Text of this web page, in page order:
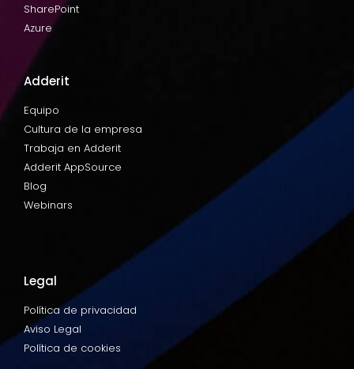
SharePoint
Azure
Adderit
Equipo
Cultura de la empresa
Trabaja en Adderit
Adderit AppSource
Blog
Webinars
Legal
Política de privacidad
Aviso Legal
Política de cookies